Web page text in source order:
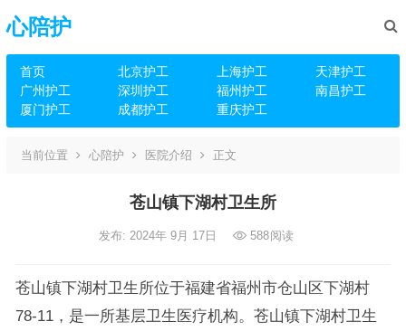
心陪护
首页 北京护工 上海护工
天津护工
广州护工
深圳护工 福州护工
南昌护工
厦门护工
成都护工 重庆护工
当前位置 心陪护 医院介绍 正文
苍山镇下湖村卫生所
发布: 2024年 9月 17日 588阅读
苍山镇下湖村卫生所位于福建省福州市仓山区下湖村
78-11，是一所基层卫生医疗机构。苍山镇下湖村卫生